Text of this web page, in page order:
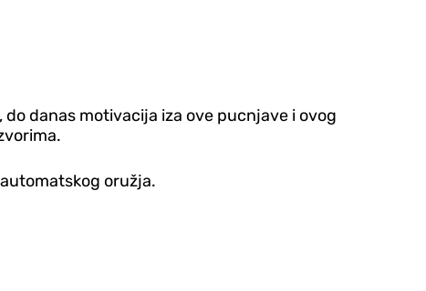
danas motivacija iza ove pucnjave i ovog
oružja.